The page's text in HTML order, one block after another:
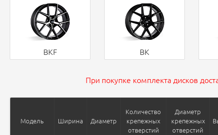
BKF BK
При покупке комплекта дисков
Модель Ширина Диаметр
Количество
крепежных
отверстий
Диаметр
крепежных
отверстий